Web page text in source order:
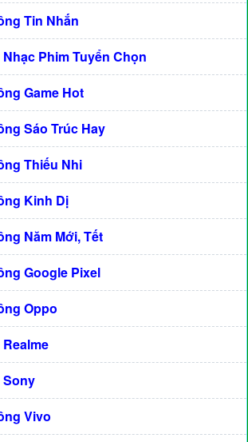
Tin Nhắn
Phim Tuyển Chọn
Game Hot
Sáo Trúc Hay
Thiếu Nhi
Kinh Dị
Năm Mới, Tết
Google Pixel
Oppo
Sony
Vivo